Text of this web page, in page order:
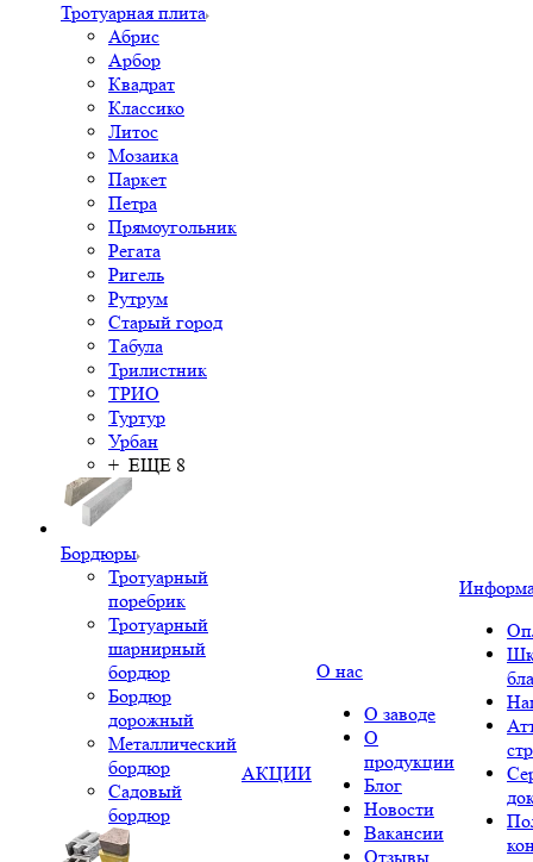
Тротуарная плита
Абрис
Арбор
Квадрат
Классико
Литос
Мозаика
Паркет
Петра
Прямоугольник
Регата
Ригель
Рутрум
Старый город
Табула
Трилистник
ТРИО
Туртур
Урбан
+ ЕЩЕ 8
Бордюры
Тротуарный
поребрик
Тротуарный
шарнирный
бордюр
Бордюр
дорожный
Металлический
бордюр
Садовый
бордюр
АКЦИИ
О нас
О заводе
О
продукции
Блог
Новости
Вакансии
Отзывы